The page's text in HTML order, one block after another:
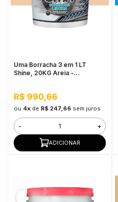
Uma Borracha 3 em 1 LT
Shine, 20KG Areia -
R$ 990,66
ou 4xde R$ 247,66 sem juros
- +
ADICIONAR